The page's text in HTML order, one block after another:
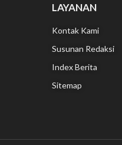
LAYANAN
Kontak Kami
Susunan Redaksi
Index Berita
Sitemap